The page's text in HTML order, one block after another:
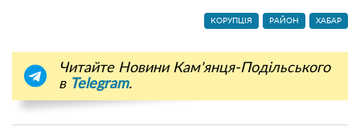
КОРУПЦІЯ РАЙОН ХАБАР
Читайте Новини Кам'янця-Подільського
в Telegram.